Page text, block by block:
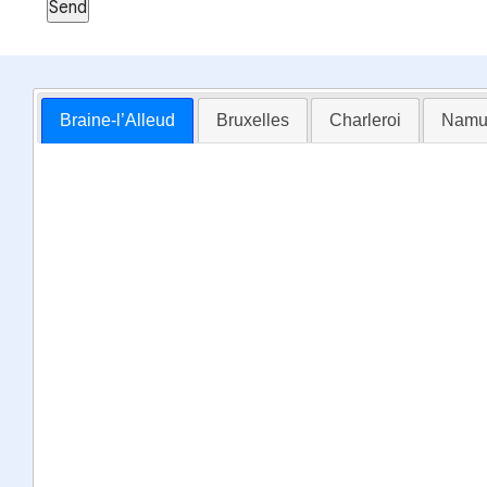
Send
Braine-l’Alleud Bruxelles Charleroi